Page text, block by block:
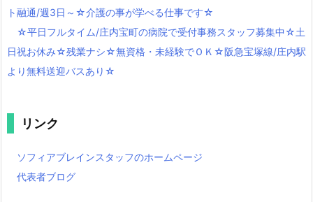
ト融通/週3日～☆介護の事が学べる仕事です☆
☆平日フルタイム/庄内宝町の病院で受付事務スタッフ募集中☆土
日祝お休み☆残業ナシ☆無資格・未経験でＯＫ☆阪急宝塚線/庄内駅
より無料送迎バスあり☆
リンク
ソフィアブレインスタッフのホームページ
代表者ブログ